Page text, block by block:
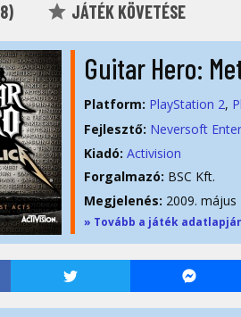
8) JÁTÉK KÖVETÉSE
Guitar Hero:
Platform: PlayStation 2
Fejlesztő: Neversoft
Kiadó: Activision
Forgalmazó: BSC Kft.
Megjelenés: 2009. május
» Tovább a játék